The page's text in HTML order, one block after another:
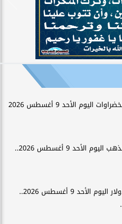
أسعار الخضراوات اليوم الأحد 9 أغسطس 2026
أسعار الذهب اليوم الأحد 9 أغسطس 2026..
سعر الدولار اليوم الأحد 9 أغسطس 2026..